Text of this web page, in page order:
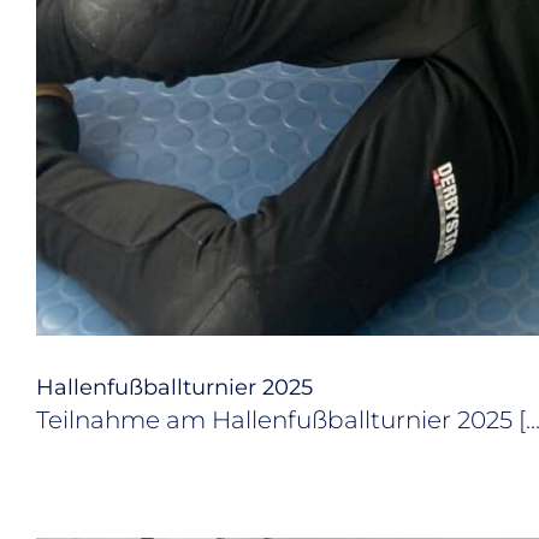
Hal­len­fuß­ball­tur­nier 2025
Teilnahme am Hallenfußballturnier 2025